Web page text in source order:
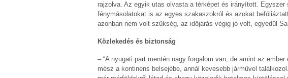
rajzolva. Az egyik utas olvasta a térképet és irányított.
fénymásolatokat is az egyes szakaszokról és azokat
azonban nem volt szükség, az időjárás végig jó volt, egyedül
Közlekedés és biztonság
– “A nyugati part mentén nagy forgalom van, de amint az
mész a kontinens belsejébe, annál kevesebb járművel